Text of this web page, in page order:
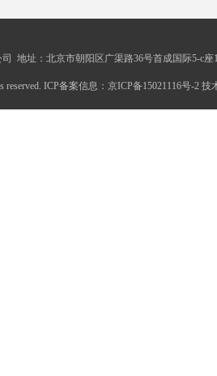
地址：北京市朝阳区广渠路36号首成国际5-c座
reserved. ICP备案信息：京ICP备15021116号-2 技